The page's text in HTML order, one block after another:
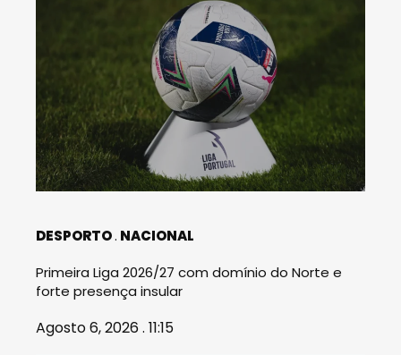
DESPORTO NACIONAL
Primeira Liga 2026/27 com domínio do Norte e
forte presença insular
Agosto 6, 2026 . 11:15